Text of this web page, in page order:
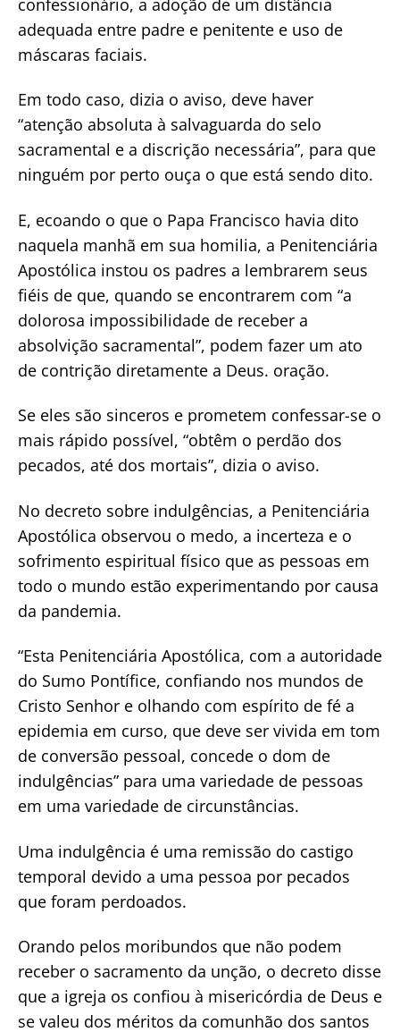
confessionário, a adoção de um distância
adequada entre padre e penitente e uso de
máscaras faciais.
Em todo caso, dizia o aviso, deve haver
“atenção absoluta à salvaguarda do selo
sacramental e a discrição necessária”, para que
ninguém por perto ouça o que está sendo dito.
E, ecoando o que o Papa Francisco havia dito
naquela manhã em sua homilia, a Penitenciária
Apostólica instou os padres a lembrarem seus
fiéis de que, quando se encontrarem com “a
dolorosa impossibilidade de receber a
absolvição sacramental”, podem fazer um ato
de contrição diretamente a Deus. oração.
Se eles são sinceros e prometem confessar-se o
mais rápido possível, “obtêm o perdão dos
pecados, até dos mortais”, dizia o aviso.
No decreto sobre indulgências, a Penitenciária
Apostólica observou o medo, a incerteza e o
sofrimento espiritual físico que as pessoas em
todo o mundo estão experimentando por causa
da pandemia.
“Esta Penitenciária Apostólica, com a autoridade
do Sumo Pontífice, confiando nos mundos de
Cristo Senhor e olhando com espírito de fé a
epidemia em curso, que deve ser vivida em tom
de conversão pessoal, concede o dom de
indulgências” para uma variedade de pessoas
em uma variedade de circunstâncias.
Uma indulgência é uma remissão do castigo
temporal devido a uma pessoa por pecados
que foram perdoados.
Orando pelos moribundos que não podem
receber o sacramento da unção, o decreto disse
que a igreja os confiou à misericórdia de Deus e
se valeu dos méritos da comunhão dos santos